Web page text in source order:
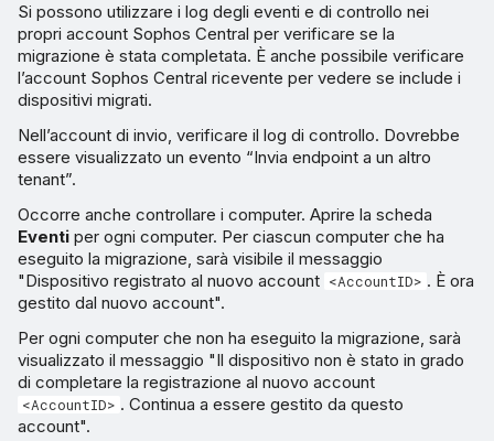
Si possono utilizzare i log degli eventi e di controllo nei
propri account Sophos Central per verificare se la
migrazione è stata completata. È anche possibile verificare
l’account Sophos Central ricevente per vedere se include i
dispositivi migrati.
Nell’account di invio, verificare il log di controllo. Dovrebbe
essere visualizzato un evento “Invia endpoint a un altro
tenant”.
Occorre anche controllare i computer. Aprire la scheda
Eventi per ogni computer. Per ciascun computer che ha
eseguito la migrazione, sarà visibile il messaggio
"Dispositivo registrato al nuovo account <AccountID> . È ora
gestito dal nuovo account".
Per ogni computer che non ha eseguito la migrazione, sarà
visualizzato il messaggio "Il dispositivo non è stato in grado
di completare la registrazione al nuovo account
<AccountID> . Continua a essere gestito da questo
account".